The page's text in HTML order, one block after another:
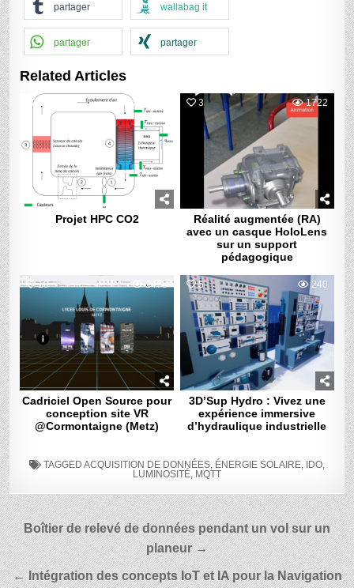
partager wallabag it
partager partager
Related Articles
4
Projet HPC CO2
3 1722
Réalité augmentée (RA)
avec un casque HoloLens
sur un support
pédagogique
10 2475
Cadriciel Open Source pour
conception site VR
@Cormontaigne (Metz)
5 240
3D’Sup Hydro : Vivez une
expérience immersive
d’hydraulique industrielle
TAGGED ACQUISITION DE DONNÉES, ÉNERGIE SOLAIRE, IDO,
LUMINOSITÉ, MQTT
Navigation
de
l’article
Boîtier de relevé de données pendant un vol sur un
planeur →
← Intégration des concepts IoT et IA pour la Navigation